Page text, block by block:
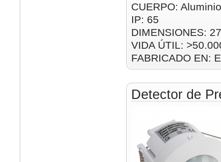
CUERPO: Aluminio
IP: 65
DIMENSIONES:
VIDA ÚTIL:
FABRICADO EN:
Detector de